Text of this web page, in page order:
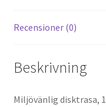
Recensioner (0)
Beskrivning
Miljövänlig disktrasa,